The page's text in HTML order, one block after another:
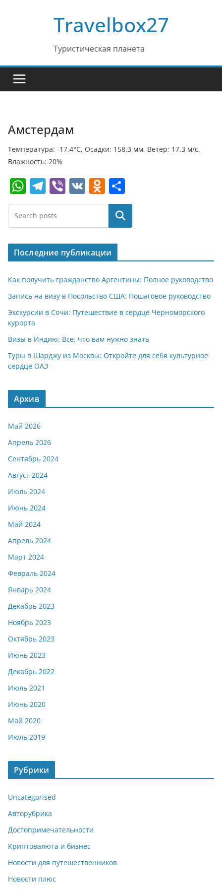
Travelbox27
Туристическая планета
Амстердам
Температура: -17.4°C, Осадки: 158.3 мм, Ветер: 17.3 м/с,
Влажность: 20%
W
h
at
s
A
p
p
T
el
e
gr
a
m
Vi
b
V
K
O
d
o
kl
a
ss
ni
ki
т
п
р
в
и
т
ь
Поиск
Последние публикации
Как получить гражданство Аргентины: Полное руководство
Запись на визу в Посольство США: Пошаговое руководство
Экскурсии в Сочи: Путешествие в сердце Черноморского
курорта
Визы в Индию: Все, что вам нужно знать
Туры в Шарджу из Москвы: Откройте для себя культурное
сердце ОАЭ
Архив
Май 2026
Апрель 2026
Сентябрь 2024
Август 2024
Июль 2024
Июнь 2024
Май 2024
Апрель 2024
Март 2024
Февраль 2024
Январь 2024
Декабрь 2023
Ноябрь 2023
Октябрь 2023
Июнь 2023
Декабрь 2022
Июль 2021
Июнь 2020
Май 2020
Июль 2019
Рубрики
Uncategorised
Авторубрика
Достопримечательности
Криптовалюта и бизнес
Новости для путешественников
Новости плюс